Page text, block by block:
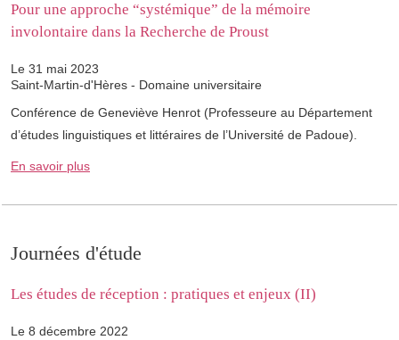
Pour une approche “systémique” de la mémoire
involontaire dans la Recherche de Proust
Le 31 mai 2023
Saint-Martin-d'Hères - Domaine universitaire
Conférence de Geneviève Henrot (Professeure au Département
d’études linguistiques et littéraires de l’Université de Padoue).
En savoir plus
Journées d'étude
Les études de réception : pratiques et enjeux (II)
Le 8 décembre 2022